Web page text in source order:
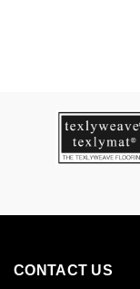
CONTACT US